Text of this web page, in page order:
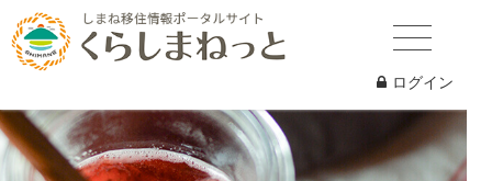
ログイン